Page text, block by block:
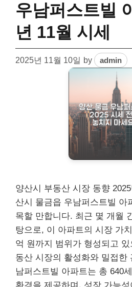
우남퍼스트빌
년 11월 시세
2025년 11월 10일 by admin
양산시 부동산 시장 동향
산시 물금읍 우남퍼스트빌 아
목할 만합니다. 최근 몇 개월
탕으로, 이 아파트의 시장 가
억 원까지 범위가 형성되고
동산 시장의 활성화와 밀접한
남퍼스트빌 아파트는 총 640
환경을 제공하며, 성장 가능